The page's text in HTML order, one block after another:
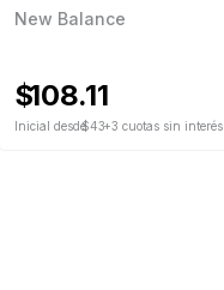
New Balance
$108.11
Inicial desde$43+3 cuotas sin interés